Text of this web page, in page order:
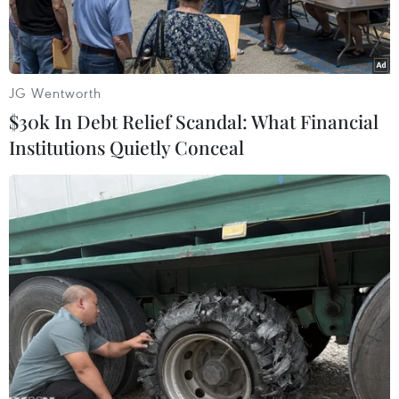
Xe dù, bến cóc đã khiến các nhà xe tuyến cố định rơi vào cảnh
lao đao khi không có khách trên xe. (Ảnh: Việt Hùng/Vietnam+)
Hiện nay người dân rất khó nhận diện các xe
kinh doanh vận tải “trá hình” và lực lượng chức
năng cũng đau đầu trong việc kiểm tra, xử lý vi
JG Wentworth
$30k In Debt Relief Scandal: What Financial
Institutions Quietly Conceal